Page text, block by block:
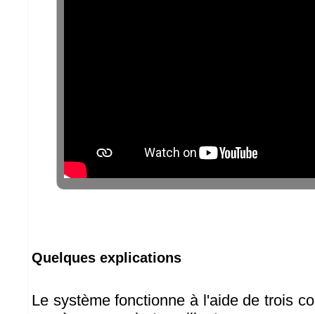
Quelques explications
Le système fonctionne à l'aide de trois